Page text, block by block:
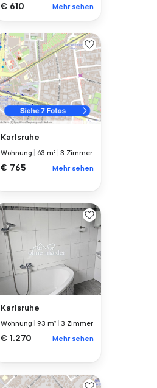
€ 610 Mehr sehen
Karlsruhe
Wohnung 63 m² |3 Zimmer
€ 765 Mehr sehen
Karlsruhe
Wohnung |93 m² |3 Zimmer
€ 1.270 Mehr sehen